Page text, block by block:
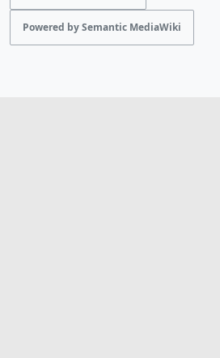
Powered by Semantic MediaWiki